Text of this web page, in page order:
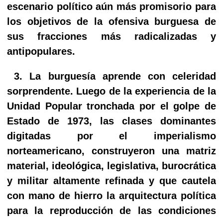
escenario político aún más promisorio para
los objetivos de la ofensiva burguesa de
sus fracciones más radicalizadas y
antipopulares.
3. La burguesía aprende con celeridad
sorprendente. Luego de la experiencia de la
Unidad Popular tronchada por el golpe de
Estado de 1973, las clases dominantes
digitadas por el imperialismo
norteamericano, construyeron una matriz
material, ideológica, legislativa, burocrática
y militar altamente refinada y que cautela
con mano de hierro la arquitectura política
para la reproducción de las condiciones